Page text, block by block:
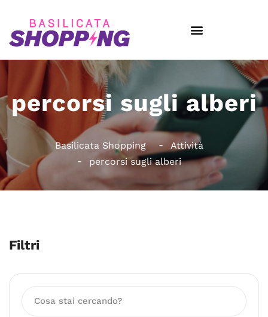
percorsi sugli alberi
Basilicata Shopping
Attività
percorsi sugli alberi
Filtri